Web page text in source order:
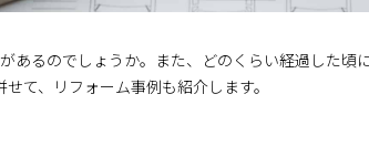
あるのでしょうか。また、どのくらい経過した
て、リフォーム事例も紹介します。